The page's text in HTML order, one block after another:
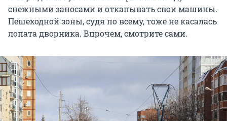
снежными заносами и откапывать свои машины.
Пешеходной зоны, судя по всему, тоже не касалась
лопата дворника. Впрочем, смотрите сами.